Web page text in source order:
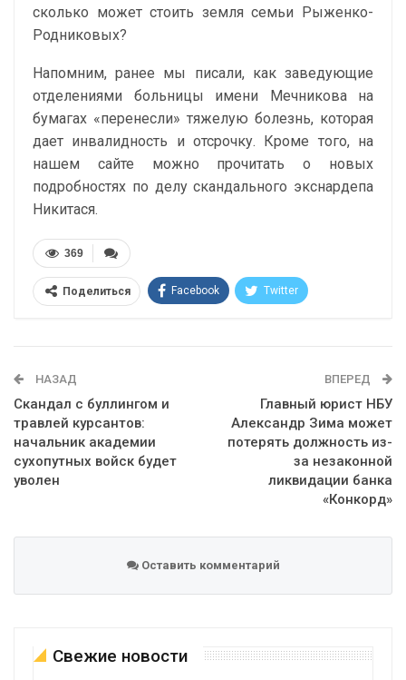
сколько может стоить земля семьи Рыженко-
Родниковых?
Напомним, ранее мы писали, как заведующие
отделениями больницы имени Мечникова на
бумагах «перенесли» тяжелую болезнь, которая
дает инвалидность и отсрочку. Кроме того, на
нашем сайте можно прочитать о новых
подробностях по делу скандального экснардепа
Никитася.
369
Поделиться Facebook Twitter
НАЗАД
Скандал с буллингом и
травлей курсантов:
начальник академии
сухопутных войск будет
уволен
ВПЕРЕД
Главный юрист НБУ
Александр Зима может
потерять должность из-
за незаконной
ликвидации банка
«Конкорд»
Оставить комментарий
Свежие новости